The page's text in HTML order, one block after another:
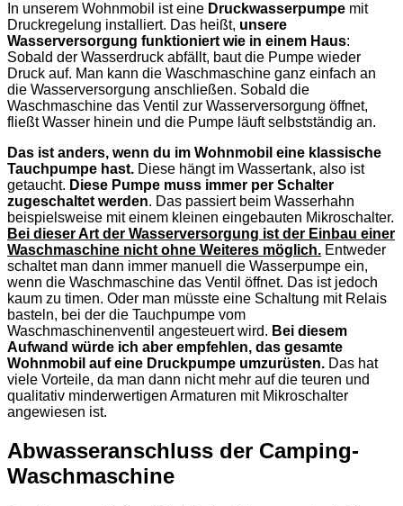
In unserem Wohnmobil ist eine Druckwasserpumpe mit
Druckregelung installiert. Das heißt, unsere
Wasserversorgung funktioniert wie in einem Haus:
Sobald der Wasserdruck abfällt, baut die Pumpe wieder
Druck auf. Man kann die Waschmaschine ganz einfach an
die Wasserversorgung anschließen. Sobald die
Waschmaschine das Ventil zur Wasserversorgung öffnet,
fließt Wasser hinein und die Pumpe läuft selbstständig an.
Das ist anders, wenn du im Wohnmobil eine klassische
Tauchpumpe hast. Diese hängt im Wassertank, also ist
getaucht. Diese Pumpe muss immer per Schalter
zugeschaltet werden. Das passiert beim Wasserhahn
beispielsweise mit einem kleinen eingebauten Mikroschalter.
Bei dieser Art der Wasserversorgung ist der Einbau einer
Waschmaschine nicht ohne Weiteres möglich. Entweder
schaltet man dann immer manuell die Wasserpumpe ein,
wenn die Waschmaschine das Ventil öffnet. Das ist jedoch
kaum zu timen. Oder man müsste eine Schaltung mit Relais
basteln, bei der die Tauchpumpe vom
Waschmaschinenventil angesteuert wird. Bei diesem
Aufwand würde ich aber empfehlen, das gesamte
Wohnmobil auf eine Druckpumpe umzurüsten. Das hat
viele Vorteile, da man dann nicht mehr auf die teuren und
qualitativ minderwertigen Armaturen mit Mikroschalter
angewiesen ist.
Abwasseranschluss der Camping-
Waschmaschine